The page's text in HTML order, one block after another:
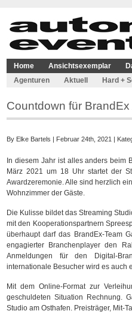
Home Ansichtsexemplar
Agenturen
Aktuell Hard +
Countdown für
By Elke Bartels | Februar 24th, 2021 |
In diesem Jahr ist alles anders beim
März 2021 um 18 Uhr startet der
Awardzeremonie. Alle sind herzlich
Wohnzimmer der Gäste.
Die Kulisse bildet das Streaming
mit den Kooperationspartnern
überhaupt darf das BrandEx-Team
engagierter Branchenplayer den
Anmeldungen für den Digital-
internationale Besucher wird es auch
Mit dem Online-Format zur
geschuldeten Situation Rechnung.
Studio am Osthafen. Preisträger, Mit-